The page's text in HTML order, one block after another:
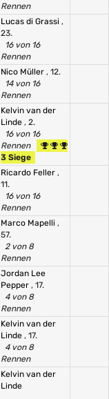
Rennen
Lucas di Grassi ,
23.
16 von 16
Rennen
Nico Müller , 12.
14 von 16
Rennen
Kelvin van der
Linde , 2.
16 von 16
Rennen
3 Siege
Ricardo Feller ,
11.
16 von 16
Rennen
Marco Mapelli ,
57.
2 von 8
Rennen
Jordan Lee
Pepper , 17.
4 von 8
Rennen
Kelvin van der
Linde , 17.
4 von 8
Rennen
Kelvin van der
Linde